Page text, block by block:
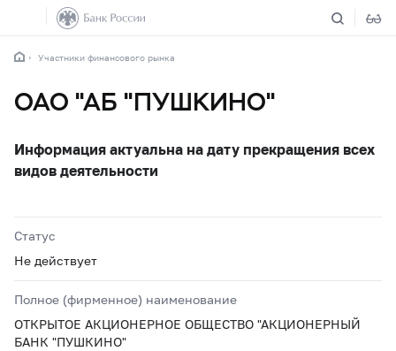
Участники финансового рынка
ОАО "АБ "ПУШКИНО"
Информация актуальна на дату прекращения всех
видов деятельности
Статус
Не действует
Полное (фирменное) наименование
ОТКРЫТОЕ АКЦИОНЕРНОЕ ОБЩЕСТВО "АКЦИОНЕРНЫЙ
БАНК "ПУШКИНО"